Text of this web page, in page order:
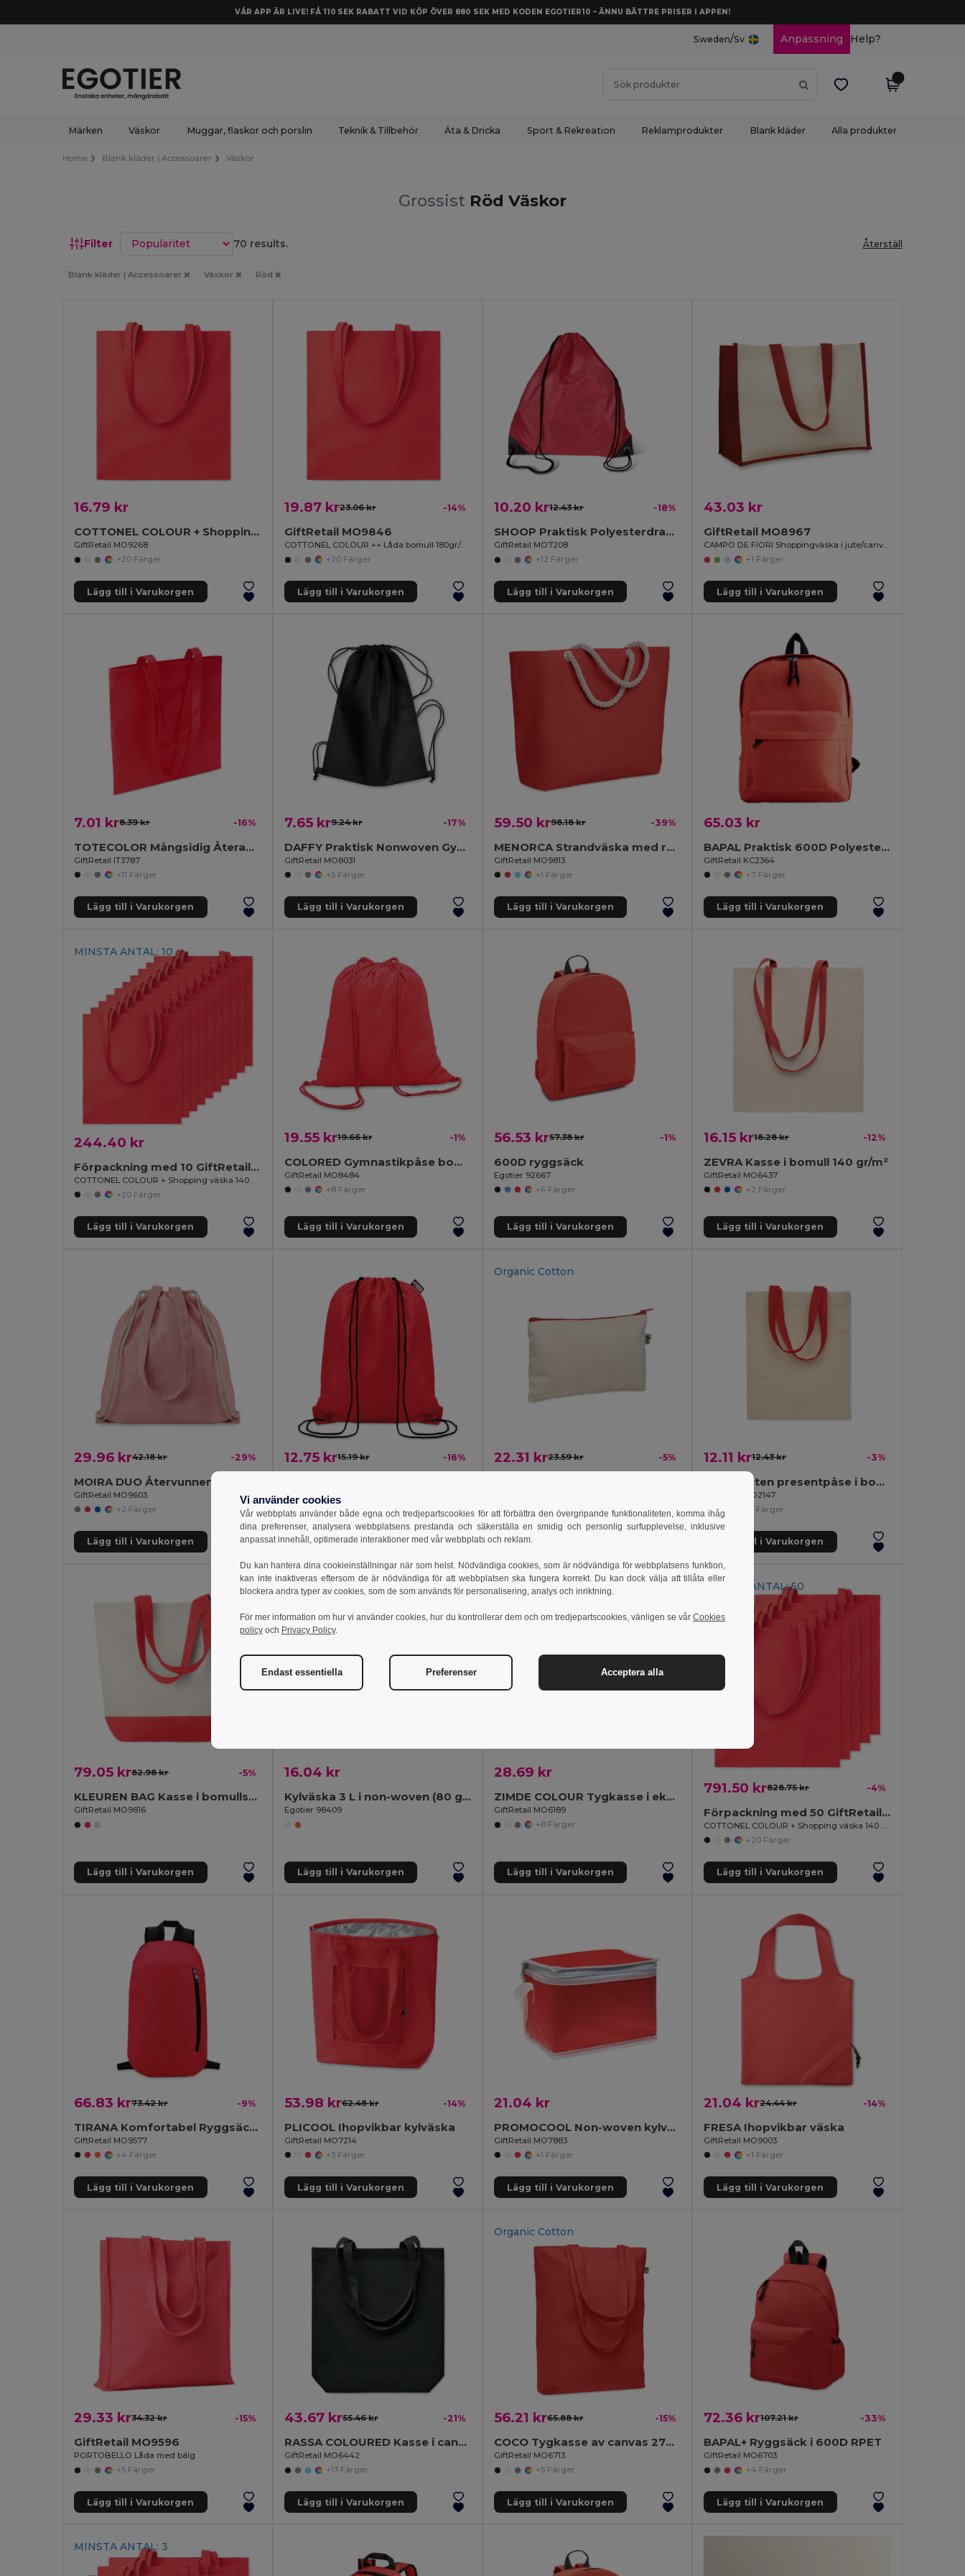
VÅR APP ÄR LIVE! FÅ 110 SEK RABATT VID KÖP ÖVER 880 SEK MED KODEN EGOTIER10 – ÄNNU BÄTTRE PRISER I APPEN!
Sweden/Sv Anpassning Help?
Märken Väskor Muggar, flaskor och porslin Teknik & Tillbehör Äta & Dricka Sport & Rekreation Reklamprodukter Blank kläder Alla produkter
Home Blank kläder | Accessoarer Väskor
Grossist Röd Väskor
Filter Sortera efter 70 results. Återställ
Blank kläder | Accessoarer Väskor Röd
16.79 kr
COTTONEL COLOUR + Shopping väska 140 gr/m3
GiftRetail MO9268
+20 Färger
Lägg till i Varukorgen
19.87 kr23.06 kr -14%
GiftRetail MO9846
COTTONEL COLOUR ++ Låda bomull 180gr/m2
+20 Färger
Lägg till i Varukorgen
10.20 kr12.43 kr -18%
SHOOP Praktisk Polyesterdragsko Väska för Utflykter
GiftRetail MO7208
+12 Färger
Lägg till i Varukorgen
43.03 kr
GiftRetail MO8967
CAMPO DE FIORI Shoppingväska i jute/canvas
+1 Färger
Lägg till i Varukorgen
7.01 kr8.39 kr -16%
TOTECOLOR Mångsidig Återanvändbar Shopping- och Strandväska
GiftRetail IT3787
+11 Färger
Lägg till i Varukorgen
7.65 kr9.24 kr -17%
DAFFY Praktisk Nonwoven Gympåse med Dragsko
GiftRetail MO8031
+5 Färger
Lägg till i Varukorgen
59.50 kr98.18 kr -39%
MENORCA Strandväska med rephandtag
GiftRetail MO9813
+1 Färger
Lägg till i Varukorgen
65.03 kr
BAPAL Praktisk 600D Polyester Ryggsäck med Ficka
GiftRetail KC2364
+7 Färger
Lägg till i Varukorgen
MINSTA ANTAL: 10
244.40 kr
Förpackning med 10 GiftRetail MO9268
+20 Färger
Lägg till i Varukorgen
19.55 kr19.66 kr -1%
COLORED Gymnastikpåse bomull 100gsm
GiftRetail MO8484
+8 Färger
Lägg till i Varukorgen
56.53 kr57.38 kr -1%
600D ryggsäck
Egotier 92667
+6 Färger
Lägg till i Varukorgen
16.15 kr18.28 kr -12%
ZEVRA Kasse i bomull 140 gr/m²
GiftRetail MO6437
+2 Färger
Lägg till i Varukorgen
29.96 kr42.18 kr -29%
GiftRetail MO9603
+2 Färger
Lägg till i Varukorgen
12.75 kr15.19 kr -16%
SHOOPPET Gymnastikväska i 190T RPET
+8 Färger
Lägg till i Varukorgen
Organic Cotton
22.31 kr23.59 kr -5%
Lägg till i Varukorgen
12.11 kr12.43 kr -3%
CHISAI Liten presentpåse i bomull
GiftRetail MO2147
+1 Färger
Lägg till i Varukorgen
79.05 kr82.98 kr -5%
KLEUREN BAG Kasse i bomullscanvas 280gr/m2
GiftRetail MO9816
Lägg till i Varukorgen
16.04 kr
Kylväska 3 L i non-woven (80 g/m²)
Egotier 98409
Lägg till i Varukorgen
Organic Cotton
28.69 kr
ZIMDE COLOUR Tygkasse i ekologisk bomull
GiftRetail MO6189
+8 Färger
Lägg till i Varukorgen
MINSTA ANTAL: 50
791.50 kr828.75 kr -4%
Förpackning med 50 GiftRetail MO9268
COTTONEL COLOUR + Shopping väska 140 gr/m3
+20 Färger
Lägg till i Varukorgen
66.83 kr73.42 kr -9%
TIRANA Komfortabel Ryggsäck med Framficka i Polyester
GiftRetail MO9577
+4 Färger
Lägg till i Varukorgen
53.98 kr62.48 kr -14%
PLICOOL Ihopvikbar kylväska
GiftRetail MO7214
+3 Färger
Lägg till i Varukorgen
21.04 kr
PROMOCOOL Non-woven kylväska
GiftRetail MO7883
+1 Färger
Lägg till i Varukorgen
21.04 kr24.44 kr -14%
FRESA Ihopvikbar väska
GiftRetail MO9003
+1 Färger
Lägg till i Varukorgen
29.33 kr34.32 kr -15%
GiftRetail MO9596
PORTOBELLO Låda med bälg
+5 Färger
Lägg till i Varukorgen
43.67 kr55.46 kr -21%
RASSA COLOURED Kasse i canvas, 270 gr/m²
GiftRetail MO6442
+13 Färger
Lägg till i Varukorgen
Organic Cotton
56.21 kr65.88 kr -15%
COCO Tygkasse av canvas 270 gr/m²
GiftRetail MO6713
+5 Färger
Lägg till i Varukorgen
72.36 kr107.21 kr -33%
BAPAL+ Ryggsäck i 600D RPET
GiftRetail MO6703
+4 Färger
Lägg till i Varukorgen
MINSTA ANTAL: 3
Vi använder cookies
Vår webbplats använder både egna och tredjepartscookies för att förbättra den övergripande funktionaliteten, komma ihåg
dina preferenser, analysera webbplatsens prestanda och säkerställa en smidig och personlig surfupplevelse, inklusive
anpassat innehåll, optimerade interaktioner med vår webbplats och reklam.
Du kan hantera dina cookieinställningar när som helst. Nödvändiga cookies, som är nödvändiga för webbplatsens funktion,
kan inte inaktiveras eftersom de är nödvändiga för att webbplatsen ska fungera korrekt. Du kan dock välja att tillåta eller
blockera andra typer av cookies, som de som används för personalisering, analys och inriktning.
För mer information om hur vi använder cookies, hur du kontrollerar dem och om tredjepartscookies, vänligen se vår Cookies
policy och Privacy Policy.
Endast essentiella Preferenser Acceptera alla